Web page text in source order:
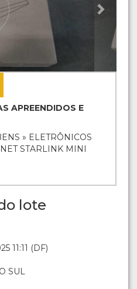
APREENDIDOS E
» ELETRÔNICOS
STARLINK MINI
lote
11:11 (DF)
SUL